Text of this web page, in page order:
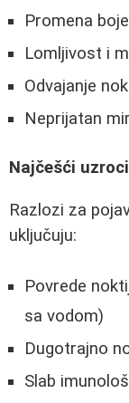
Promena
Lomljivost i
Odvajanje
Neprijatan
Najčešći
Razlozi za
uključuju:
Povrede
sa vodom)
Dugotrajno
Slab